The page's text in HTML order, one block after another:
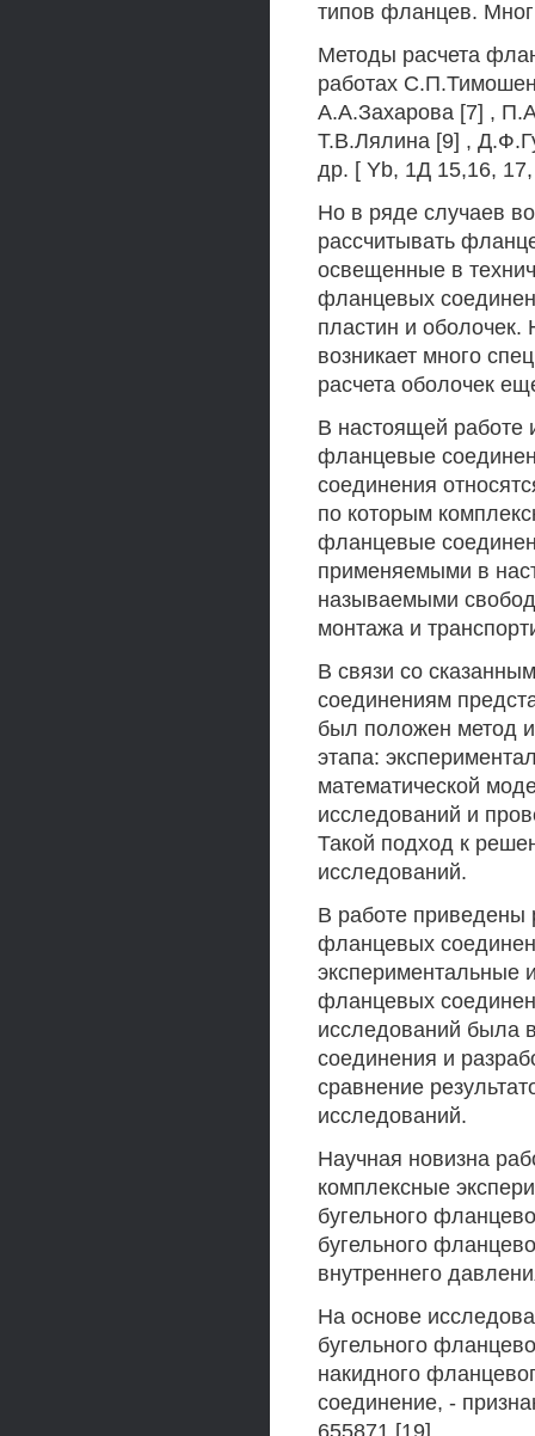
типов фланцев.
Методы расчета
работах
А.А.Захарова [7] ,
Т.В.Лялина [9] ,
др. [ Yb, 1Д 15,16,
Но в ряде случаев
рассчитывать
освещенные в
фланцевых
пластин и
возникает много
расчета оболочек
В настоящей работе
фланцевые
соединения
по которым
фланцевые
применяемыми в
называемыми
монтажа и
В связи со
соединениям
был положен метод
этапа:
математической
исследований и
Такой подход к
исследований.
В работе приведены
фланцевых
экспериментальные
фланцевых
исследований была
соединения и
сравнение
исследований.
Научная новизна
комплексные
бугельного
бугельного
внутреннего
На основе
бугельного
накидного
соединение, -
655871 [19].